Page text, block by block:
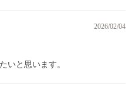
2026/02/04
いと思います。